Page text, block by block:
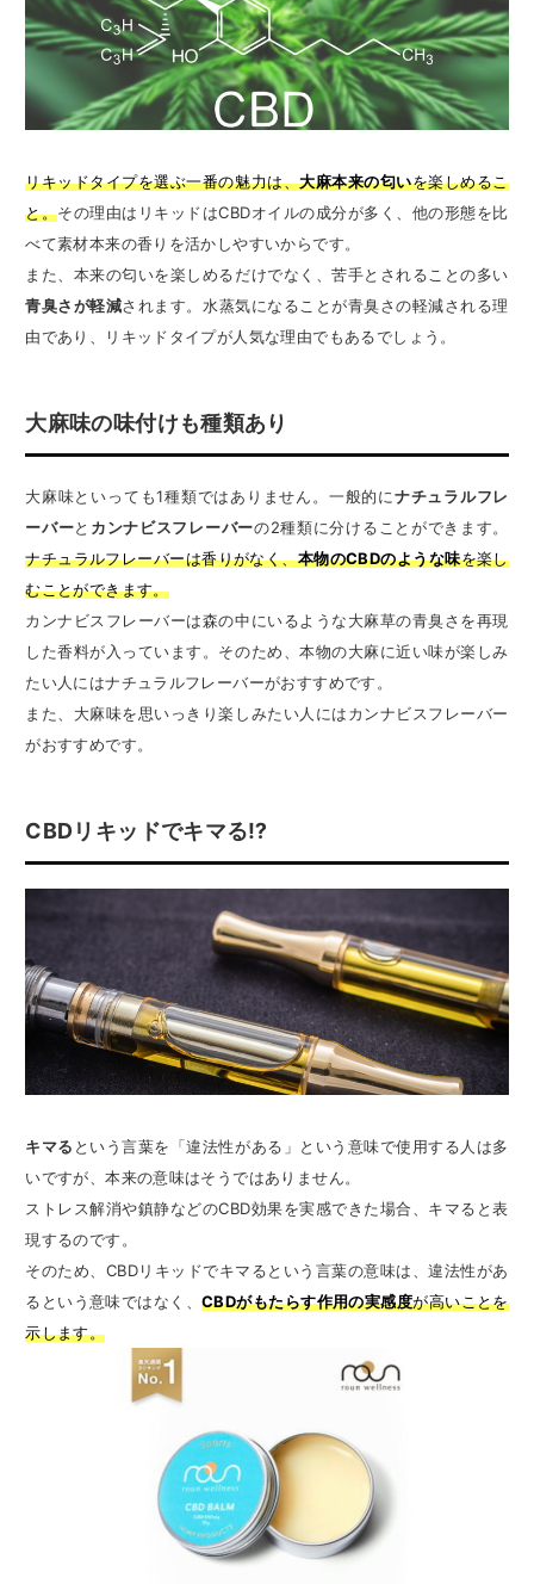
リキッドタイプを選ぶ一番の魅力は、大麻本来の匂いを楽しめるこ
と。その理由はリキッドはCBDオイルの成分が多く、他の形態を比
べて素材本来の香りを活かしやすいからです。
また、本来の匂いを楽しめるだけでなく、苦手とされることの多い
青臭さが軽減されます。水蒸気になることが青臭さの軽減される理
由であり、リキッドタイプが人気な理由でもあるでしょう。
大麻味の味付けも種類あり
大麻味といっても1種類ではありません。一般的にナチュラルフレ
ーバーと カンナビスフレーバーの2種類に分けることができます。
ナチュラルフレーバーは香りがなく、本物のCBDのような味を楽し
むことができます。
カンナビスフレーバーは森の中にいるような大麻草の青臭さを再現
した香料が入っています。そのため、本物の大麻に近い味が楽しみ
たい人にはナチュラルフレーバーがおすすめです。
また、大麻味を思いっきり楽しみたい人にはカンナビスフレーバー
がおすすめです。
CBDリキッドでキマる⁉
キマる という言葉を「違法性がある」という意味で使用する人は多
いですが、本来の意味はそうではありません。
ストレス解消や鎮静などのCBD効果を実感できた場合、キマると表
現するのです。
そのため、CBDリキッドでキマるという言葉の意味は、違法性があ
るという意味ではなく、CBDがもたらす作用の実感度が高いことを
示します。